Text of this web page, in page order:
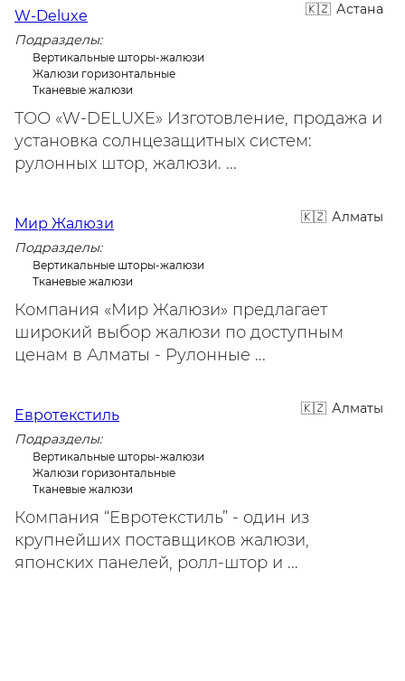
Астана
W-Deluxe
Подразделы:
Вертикальные шторы-жалюзи
Жалюзи горизонтальные
Тканевые жалюзи
ТОО «W-DELUXE» Изготовление, продажа и
установка солнцезащитных систем:
рулонных штор, жалюзи. ...
Алматы
Мир Жалюзи
Подразделы:
Вертикальные шторы-жалюзи
Тканевые жалюзи
Компания «Мир Жалюзи» предлагает
широкий выбор жалюзи по доступным
ценам в Алматы - Рулонные ...
Алматы
Евротекстиль
Подразделы:
Вертикальные шторы-жалюзи
Жалюзи горизонтальные
Тканевые жалюзи
Компания “Евротекстиль” - один из
крупнейших поставщиков жалюзи,
японских панелей, ролл-штор и ...